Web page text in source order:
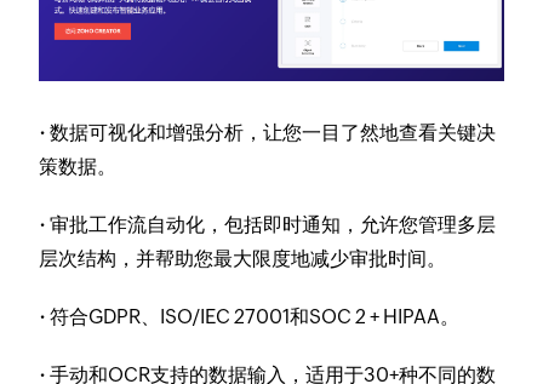
· 数据可视化和增强分析，让您一目了然地查看关键决
策数据。
· 审批工作流自动化，包括即时通知，允许您管理多层
层次结构，并帮助您最大限度地减少审批时间。
·符合GDPR、ISO/IEC 27001和SOC 2 + HIPAA。
·手动和OCR支持的数据输入，适用于30+种不同的数